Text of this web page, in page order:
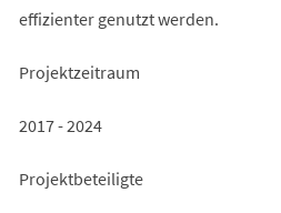
effizienter genutzt werden.
Projektzeitraum
2017 - 2024
Projektbeteiligte